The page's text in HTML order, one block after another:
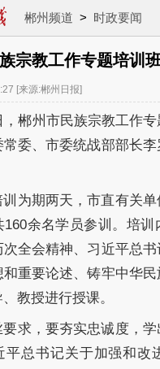
郴州频道 > 时政要闻
宗教工作专题培训
[来源:郴州日报]
，郴州市民族宗教工作
委、市委统战部部长
训为期两天，市直有关
160余名学员参训。培
次全会精神、习近平总
和重要论述、铸牢中华
教授进行授课。
要求，要夯实忠诚度，
平总书记关于加强和改